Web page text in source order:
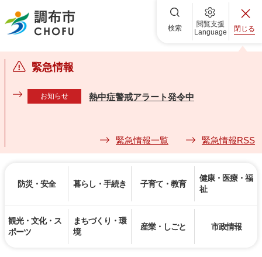
調布市 検索
閲覧支援
Language
閉じる
緊急情報
お知らせ 熱中症警戒アラート発令中
緊急情報一覧 緊急情報RSS
防災・安全 暮らし・手続き 子育て・教育
健康・医療・福
祉
観光・文化・ス
ポーツ
まちづくり・環
境
産業・しごと 市政情報